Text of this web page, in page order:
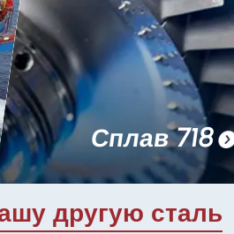
Сплав 718
другую сталь